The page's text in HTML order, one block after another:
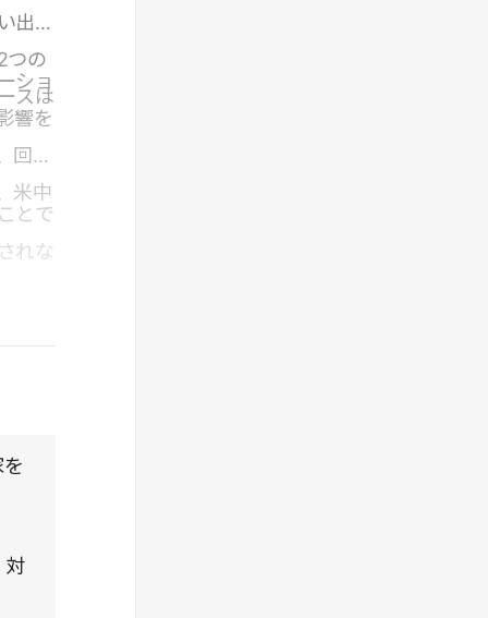
出
つの
スは
ショ
響を
回避
米中
とで
れな
対